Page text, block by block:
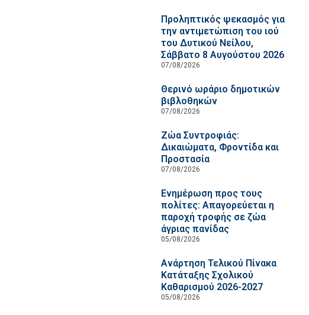
Προληπτικός ψεκασμός για
την αντιμετώπιση του ιού
του Δυτικού Νείλου,
Σάββατο 8 Αυγούστου 2026
07/08/2026
Θερινό ωράριο δημοτικών
βιβλοθηκών
07/08/2026
Ζώα Συντροφιάς:
Δικαιώματα, Φροντίδα και
Προστασία
07/08/2026
Ενημέρωση προς τους
πολίτες: Απαγορεύεται η
παροχή τροφής σε ζώα
άγριας πανίδας
05/08/2026
Ανάρτηση Τελικού Πίνακα
Κατάταξης Σχολικού
Καθαρισμού 2026-2027
05/08/2026